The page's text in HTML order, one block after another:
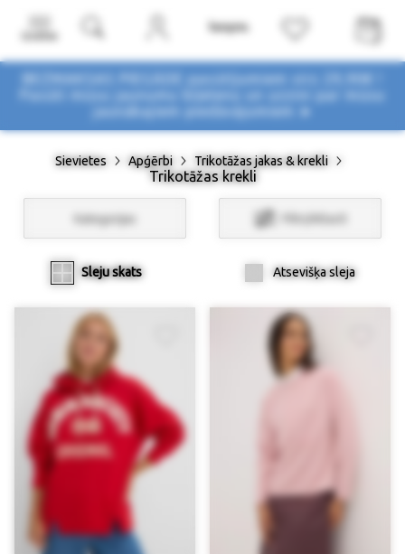
BEZMAKSAS PIEGĀDE pasūtījumiem virs 29,90€ !
Pasūti mūsu jaunumu biļetenu un uzzini par mūsu
Sievietes Apģērbi Trikotāžas jakas & krekli
Trikotāžas krekli
Kategorijas Filtri/Atlasīt
Sleju skats Atsevišķa sleja